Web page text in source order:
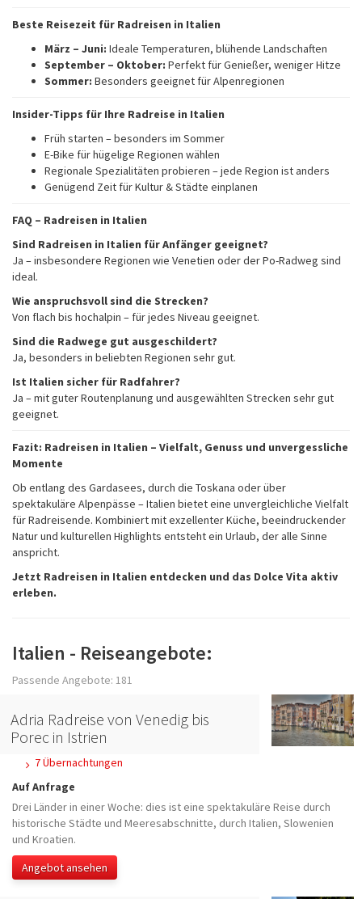
Beste Reisezeit für Radreisen in Italien
März – Juni: Ideale Temperaturen, blühende Landschaften
September – Oktober: Perfekt für Genießer, weniger Hitze
Sommer: Besonders geeignet für Alpenregionen
Insider-Tipps für Ihre Radreise in Italien
Früh starten – besonders im Sommer
E-Bike für hügelige Regionen wählen
Regionale Spezialitäten probieren – jede Region ist anders
Genügend Zeit für Kultur & Städte einplanen
FAQ – Radreisen in Italien
Sind Radreisen in Italien für Anfänger geeignet?
Ja – insbesondere Regionen wie Venetien oder der Po-Radweg sind
ideal.
Wie anspruchsvoll sind die Strecken?
Von flach bis hochalpin – für jedes Niveau geeignet.
Sind die Radwege gut ausgeschildert?
Ja, besonders in beliebten Regionen sehr gut.
Ist Italien sicher für Radfahrer?
Ja – mit guter Routenplanung und ausgewählten Strecken sehr gut
geeignet.
Fazit: Radreisen in Italien – Vielfalt, Genuss und unvergessliche
Momente
Ob entlang des Gardasees, durch die Toskana oder über
spektakuläre Alpenpässe – Italien bietet eine unvergleichliche Vielfalt
für Radreisende. Kombiniert mit exzellenter Küche, beeindruckender
Natur und kulturellen Highlights entsteht ein Urlaub, der alle Sinne
anspricht.
Jetzt Radreisen in Italien entdecken und das Dolce Vita aktiv
erleben.
Italien - Reiseangebote:
Passende Angebote: 181
Adria Radreise von Venedig bis
Porec in Istrien
7 Übernachtungen
Auf Anfrage
Drei Länder in einer Woche: dies ist eine spektakuläre Reise durch
historische Städte und Meeresabschnitte, durch Italien, Slowenien
und Kroatien.
Angebot ansehen